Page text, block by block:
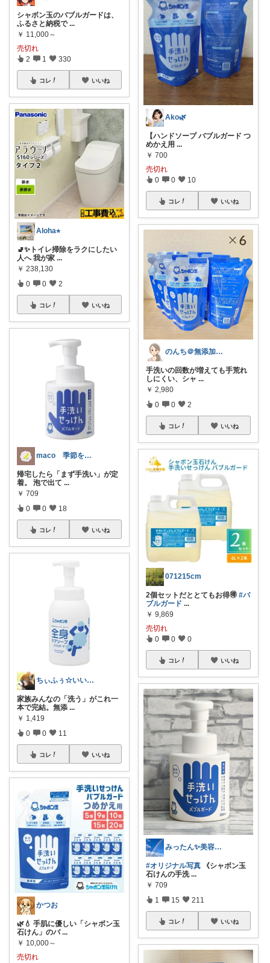
シャボン玉のバブルガードは、
ふるさと納税で ...
￥ 11,000～
売切れ
2 1 330
コレ いいね
Aloha⭐︎
🚽✨トイレ掃除をラクにしたい
人へ 我が家 ...
￥ 238,130
0 0 2
コレ いいね
maco 季節を楽しむ暮らし
帰宅したら「まず手洗い」が定
着。 泡で出て ...
￥ 709
0 0 18
コレ いいね
ちぃふぅ☆いいねいつも感謝✨🐼🐾
家族みんなの「洗う」がこれ一
本で完結。無添 ...
￥ 1,419
0 0 11
コレ いいね
かつお
🌿💧 手肌に優しい「シャボン玉
石けん」のバ ...
￥ 10,000～
売切れ
Ako🌿
【ハンドソープ バブルガード つ
めかえ用 ...
￥ 700
売切れ
0 0 10
コレ いいね
のんち＠無添加ライフ
手洗いの回数が増えても手荒れ
しにくい、シャ ...
￥ 2,980
0 0 2
コレ いいね
071215cm
2個セットだととてもお得🉐 #バ
ブルガード ...
￥ 9,869
売切れ
0 0 0
コレ いいね
みったん✨美容とからだにいいもの🌿
#オリジナル写真 《シャボン玉
石けんの手洗 ...
￥ 709
1 15 211
コレ いいね